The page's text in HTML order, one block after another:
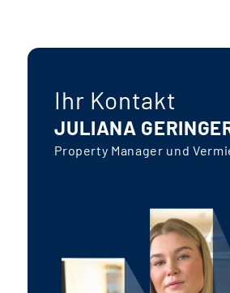
Ihr Kontakt
JULIANA
Property Manager und